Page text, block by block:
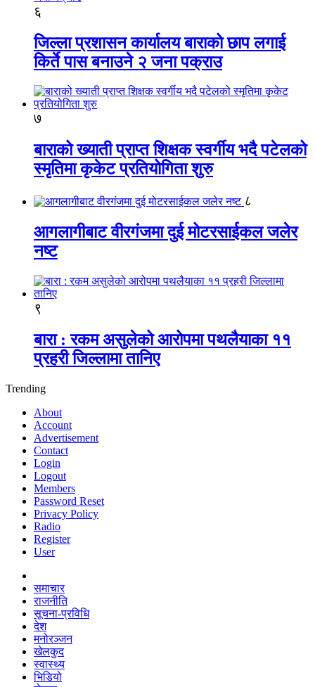
६
जिल्ला प्रशासन कार्यालय बाराको छाप लगाई
किर्ते पास बनाउने २ जना पक्राउ
७
बाराको ख्याती प्राप्त शिक्षक स्वर्गीय भदै पटेलको
स्मृतिमा कृकेट प्रतियोगिता शुरु
८
आगलागीबाट वीरगंजमा दुई मोटरसाईकल जलेर
नष्ट
९
बारा : रकम असुलेको आरोपमा पथलैयाका ११
प्रहरी जिल्लामा तानिए
Trending
About
Account
Advertisement
Contact
Login
Logout
Members
Password Reset
Privacy Policy
Radio
Register
User
समाचार
राजनीति
सूचना-प्रविधि
देश
मनोरञ्जन
खेलकुद
स्वास्थ्य
भिडियो